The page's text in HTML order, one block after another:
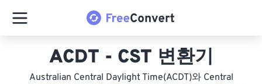
ACDT - CST 변환기
Australian Central Daylight Time(ACDT)와 Central